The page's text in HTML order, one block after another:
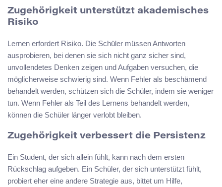
Zugehörigkeit unterstützt akademisches
Risiko
Lernen erfordert Risiko. Die Schüler müssen Antworten
ausprobieren, bei denen sie sich nicht ganz sicher sind,
unvollendetes Denken zeigen und Aufgaben versuchen, die
möglicherweise schwierig sind. Wenn Fehler als beschämend
behandelt werden, schützen sich die Schüler, indem sie weniger
tun. Wenn Fehler als Teil des Lernens behandelt werden,
können die Schüler länger verlobt bleiben.
Zugehörigkeit verbessert die Persistenz
Ein Student, der sich allein fühlt, kann nach dem ersten
Rückschlag aufgeben. Ein Schüler, der sich unterstützt fühlt,
probiert eher eine andere Strategie aus, bittet um Hilfe,